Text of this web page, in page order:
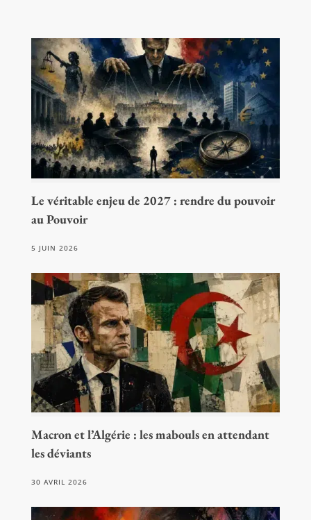
Le véritable enjeu de 2027 : rendre du pouvoir
au Pouvoir
5 JUIN 2026
Macron et l’Algérie : les mabouls en attendant
les déviants
30 AVRIL 2026